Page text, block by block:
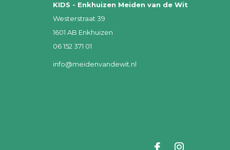
KIDS - Enkhuizen Meiden van de Wit
Westerstraat 39
1601 AB Enkhuizen
06 152 371 01
info@meidenvandewit.nl